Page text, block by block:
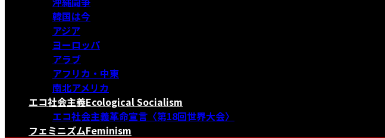
韓国は今
アジア
ヨーロッパ
アラブ
アフリカ・中東
南北アメリカ
エコ社会主義Ecological Socialism
エコ社会主義革命宣言〈第18回世界大会〉
フェミニズムFeminism